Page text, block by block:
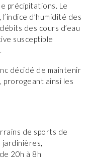
précipitations. Le
d’humidité des
des cours d’eau
susceptible
décidé de maintenir
ainsi les
de sports de
jardinières,
20h à 8h